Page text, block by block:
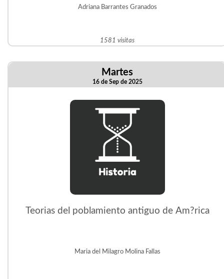
Adriana Barrantes Granados
1581 visitas
Martes
16 de Sep de 2025
Teorias del poblamiento antiguo de Am?rica
Maria del Milagro Molina Fallas